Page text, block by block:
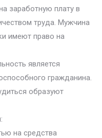
заработную плату в
труда. Мужчина
имеют право на
является
гражданина.
образуют
на средства